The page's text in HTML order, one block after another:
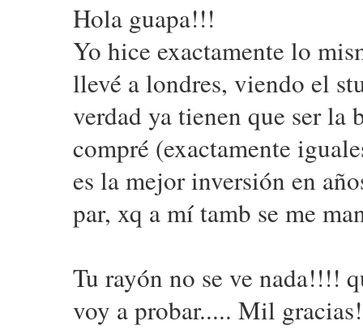
Hola guapa!!!
Yo hice exactamente lo
llevé a londres, viendo el
verdad ya tienen que ser
compré (exactamente
es la mejor inversión en
par, xq a mí tamb se me
Tu rayón no se ve nada!!!!
voy a probar..... Mil gracias!